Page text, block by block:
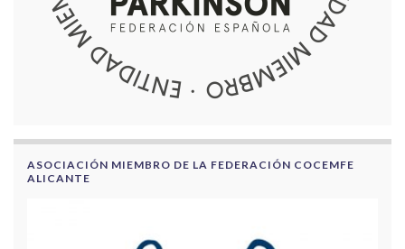
ASOCIACIÓN MIEMBRO DE LA FEDERACIÓN COCEMFE
ALICANTE